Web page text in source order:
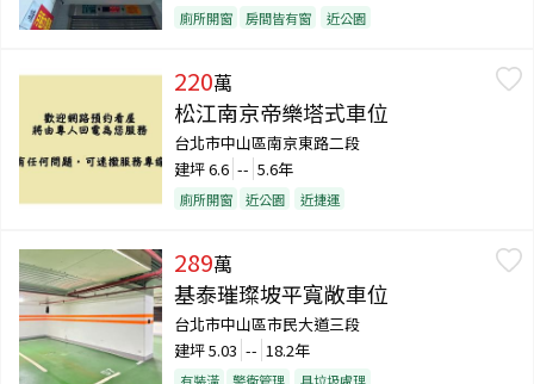
廁所開窗 房間皆有窗 近公園
220萬
松江南京帝樂塔式車位
台北市中山區南京東路二段
建坪6.6 -- 5.6年
廁所開窗 近公園 近捷運
289萬
基泰璀璨坡平寬敞車位
台北市中山區市民大道三段
建坪5.03 -- 18.2年
有裝潢 警衛管理 具垃圾處理